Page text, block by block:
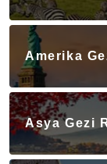
Amerika
Asya Gezi